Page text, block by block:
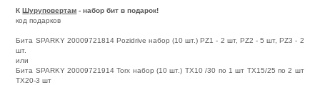
КШуруповертам - набор бит в подарок!
код подарков
Бита SPARKY 20009721814 Pozidrive набор (10 шт.) PZ1 - 2 шт, PZ2 - 5 шт, PZ3 - 2
шт.
или
Бита SPARKY 20009721914 Torx набор (10 шт.) TX10 /30 по 1 шт TX15/25 по 2 шт
TX20-3 шт